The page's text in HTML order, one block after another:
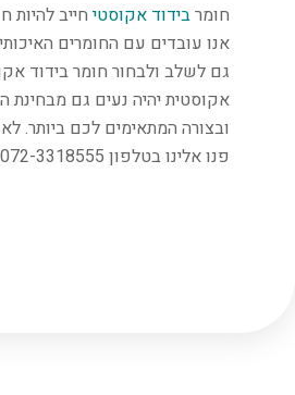
חומרבידוד אקוסטי חייב להיות
אנו עובדים עם החומרים
גם לשלב ולבחור חומר בידוד
אקוסטית יהיה נעים גם
ובצורה המתאימים לכם ביותר.
פנו אלינו בטלפון 072-3318555 ליעוץ מקצועי עבור הפתרון המתאים ביותר.